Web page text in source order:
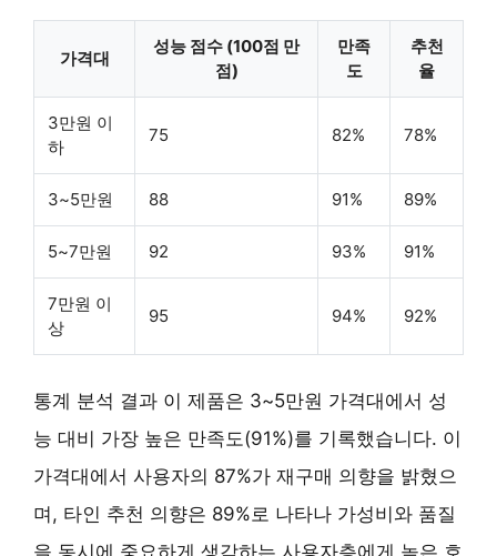
가격대
성능 점수 (100점 만
점)
만족
도
추천
율
3만원 이
하
75 82% 78%
3~5만원 88 91% 89%
5~7만원 92 93% 91%
7만원 이
상
95 94% 92%
통계 분석 결과 이 제품은 3~5만원 가격대에서 성
능 대비 가장 높은 만족도(91%)를 기록했습니다. 이
가격대에서 사용자의 87%가 재구매 의향을 밝혔으
며, 타인 추천 의향은 89%로 나타나 가성비와 품질
을 동시에 중요하게 생각하는 사용자층에게 높은 호